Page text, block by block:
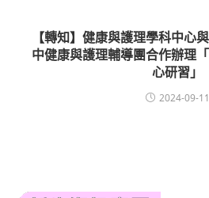
【轉知】健康與護理學科中心
中健康與護理輔導團合作辦理
心研習」
2024-09-11